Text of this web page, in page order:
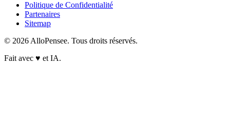
Politique de Confidentialité
Partenaires
Sitemap
© 2026 AlloPensee. Tous droits réservés.
Fait avec ♥ et IA.